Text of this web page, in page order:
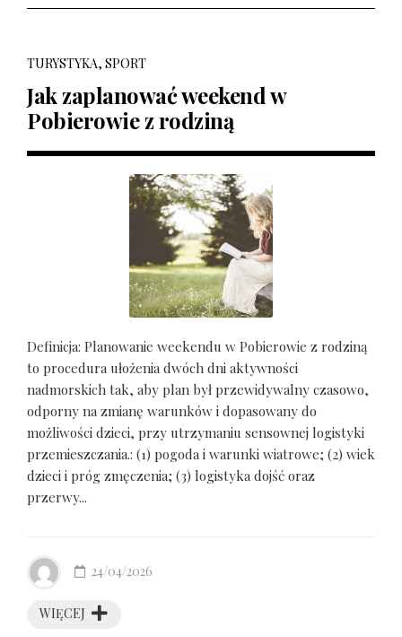
TURYSTYKA, SPORT
Jak zaplanować weekend w
Pobierowie z rodziną
Definicja: Planowanie weekendu w Pobierowie z rodziną
to procedura ułożenia dwóch dni aktywności
nadmorskich tak, aby plan był przewidywalny czasowo,
odporny na zmianę warunków i dopasowany do
możliwości dzieci, przy utrzymaniu sensownej logistyki
przemieszczania.: (1) pogoda i warunki wiatrowe; (2) wiek
dzieci i próg zmęczenia; (3) logistyka dojść oraz
przerwy...
WIĘCEJ
24/04/2026